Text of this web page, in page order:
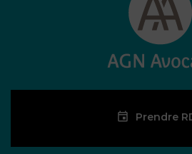
Prendre